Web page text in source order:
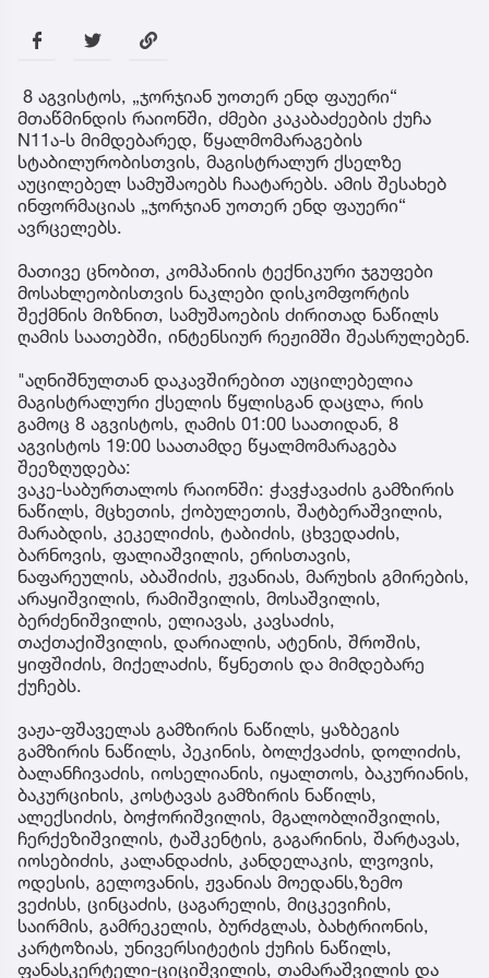
8 აგვისტოს, „ჯორჯიან უოთერ ენდ ფაუერი“
მთაწმინდის რაიონში, ძმები კაკაბაძეების ქუჩა
N11ა-ს მიმდებარედ, წყალმომარაგების
სტაბილურობისთვის, მაგისტრალურ ქსელზე
აუცილებელ სამუშაოებს ჩაატარებს. ამის შესახებ
ინფორმაციას „ჯორჯიან უოთერ ენდ ფაუერი“
ავრცელებს.
მათივე ცნობით, კომპანიის ტექნიკური ჯგუფები
მოსახლეობისთვის ნაკლები დისკომფორტის
შექმნის მიზნით, სამუშაოების ძირითად ნაწილს
ღამის საათებში, ინტენსიურ რეჟიმში შეასრულებენ.
"აღნიშნულთან დაკავშირებით აუცილებელია
მაგისტრალური ქსელის წყლისგან დაცლა, რის
გამოც 8 აგვისტოს, ღამის 01:00 საათიდან, 8
აგვისტოს 19:00 საათამდე წყალმომარაგება
შეეზღუდება:
ვაკე-საბურთალოს რაიონში: ჭავჭავაძის გამზირის
ნაწილს, მცხეთის, ქობულეთის, შატბერაშვილის,
მარაბდის, კეკელიძის, ტაბიძის, ცხვედაძის,
ბარნოვის, ფალიაშვილის, ერისთავის,
ნაფარეულის, აბაშიძის, ჟვანიას, მარუხის გმირების,
არაყიშვილის, რამიშვილის, მოსაშვილის,
ბერძენიშვილის, ელიავას, კავსაძის,
თაქთაქიშვილის, დარიალის, ატენის, შროშის,
ყიფშიძის, მიქელაძის, წყნეთის და მიმდებარე
ქუჩებს.
ვაჟა-ფშაველას გამზირის ნაწილს, ყაზბეგის
გამზირის ნაწილს, პეკინის, ბოლქვაძის, დოლიძის,
ბალანჩივაძის, იოსელიანის, იყალთოს, ბაკურიანის,
ბაკურციხის, კოსტავას გამზირის ნაწილს,
ალექსიძის, ბოჭორიშვილის, მგალობლიშვილის,
ჩერქეზიშვილის, ტაშკენტის, გაგარინის, შარტავას,
იოსებიძის, კალანდაძის, კანდელაკის, ლვოვის,
ოდესის, გელოვანის, ჟვანიას მოედანს,ზემო
ვეძისს, ცინცაძის, ცაგარელის, მიცკევიჩის,
საირმის, გამრეკელის, ბურძგლას, ბახტრიონის,
კარტოზიას, უნივერსიტეტის ქუჩის ნაწილს,
ფანასკერტელი-ციციშვილის, თამარაშვილის და